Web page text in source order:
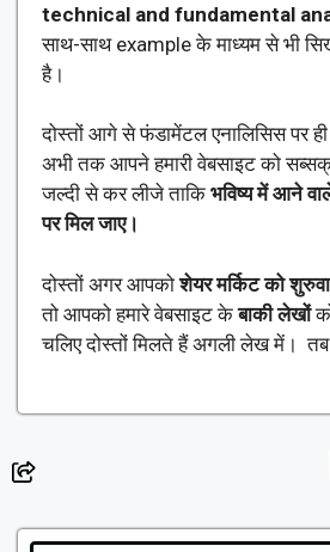
technical and fundamental
साथ-साथ example के माध्यम से भी
है।
दोस्तों आगे से फंडामेंटल एनालिसिस पर
अभी तक आपने हमारी वेबसाइट को
जल्दी से कर लीजे ताकि भविष्य में आने
पर मिल जाए।
दोस्तों अगर आपकोशेयर मर्किट को
तो आपको हमारे वेबसाइट केबाकी लेखों
चलिए दोस्तों मिलते हैं अगली लेख में।